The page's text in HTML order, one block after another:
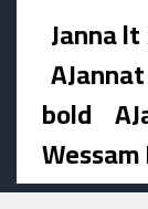
Janna
bold